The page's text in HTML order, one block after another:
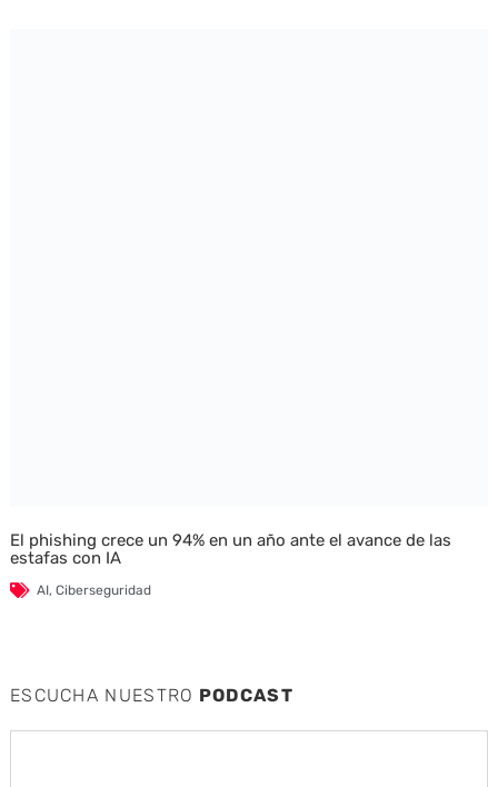
El phishing crece un 94% en un año ante el avance de las
estafas con IA
AI, Ciberseguridad
ESCUCHA NUESTRO PODCAST